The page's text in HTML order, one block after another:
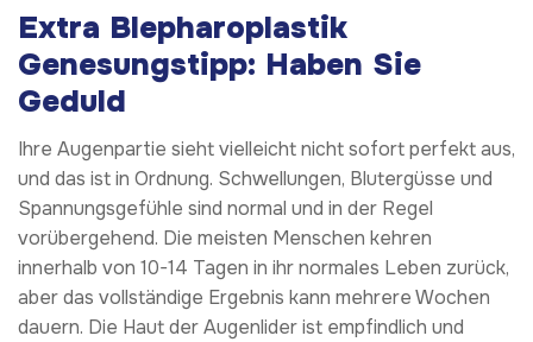
Extra Blepharoplastik
Genesungstipp: Haben Sie
Geduld
Ihre Augenpartie sieht vielleicht nicht sofort perfekt aus,
und das ist in Ordnung. Schwellungen, Blutergüsse und
Spannungsgefühle sind normal und in der Regel
vorübergehend. Die meisten Menschen kehren
innerhalb von 10-14 Tagen in ihr normales Leben zurück,
aber das vollständige Ergebnis kann mehrere Wochen
dauern. Die Haut der Augenlider ist empfindlich und